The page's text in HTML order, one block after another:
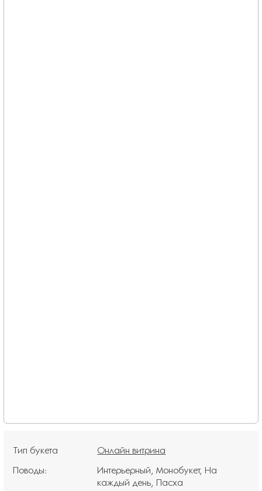
Тип букета
Онлайн витрина
Поводы:
Интерьерный Монобукет На
каждый день Пасха